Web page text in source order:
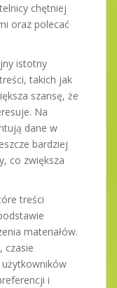
chętniej
oraz polecać
istotny
takich jak
szansę, że
Na
dane w
bardziej
co zwiększa
treści
materiałów.
czasie
i